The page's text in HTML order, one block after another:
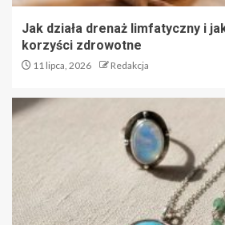
Jak działa drenaż limfatyczny i
korzyści zdrowotne
11 lipca, 2026 Redakcja